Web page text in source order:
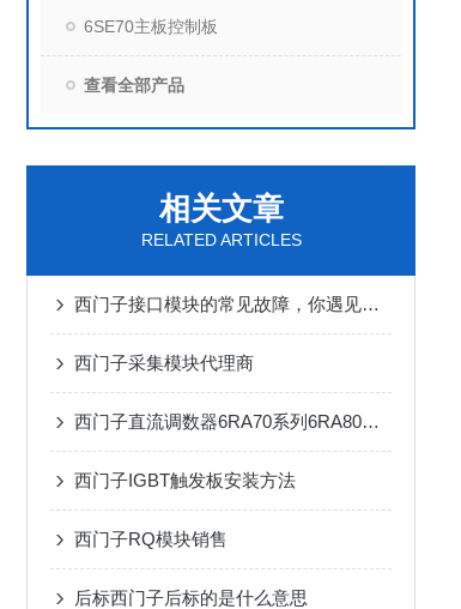
6SE70主板控制板
查看全部产品
相关文章
RELATED ARTICLES
西门子接口模块的常见故障，你遇见几个？
西门子采集模块代理商
西门子直流调数器6RA70系列6RA80参数
西门子IGBT触发板安装方法
西门子RQ模块销售
后标西门子后标的是什么意思